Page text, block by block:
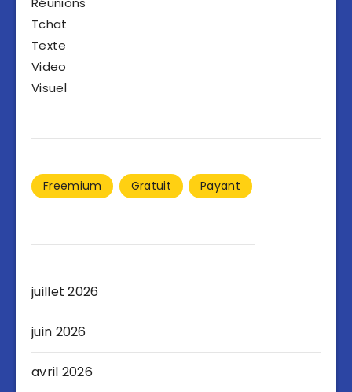
Tchat
Texte
Video
Visuel
Freemium Gratuit Payant
juillet 2026
juin 2026
avril 2026